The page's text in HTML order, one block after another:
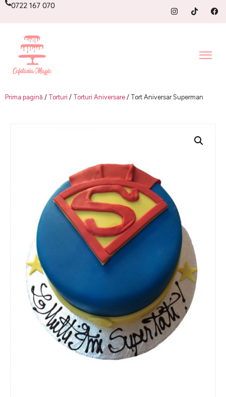
0722 167 070
Prima pagină / Torturi / Torturi Aniversare / Tort Aniversar Superman